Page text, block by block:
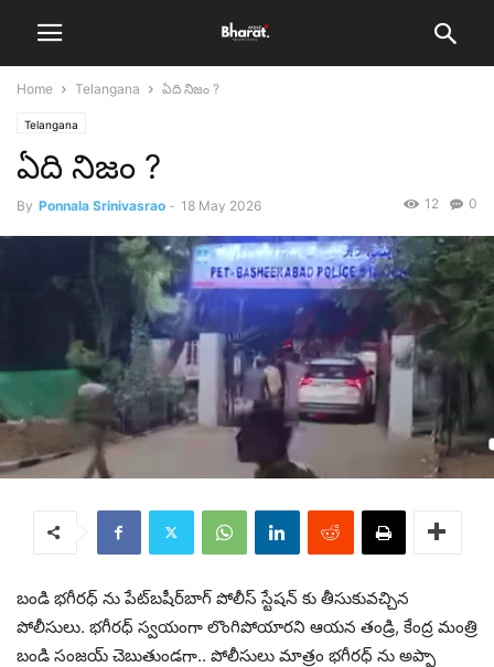
Home Telangana ఏది నిజం ?
Telangana
ఏది నిజం ?
By Ponnala Srinivasrao - 18 May 2026 0
12
బండి భగీరధ్ ను పేట్‌బషీర్‌బాగ్ పోలీస్ స్టేషన్ కు తీసుకువచ్చిన
పోలీసులు. భగీరధ్ స్వయంగా లొంగిపోయారని ఆయన తండ్రి, కేంద్ర మంత్రి
బండి సంజయ్ చెబుతుండగా.. పోలీసులు మాత్రం భగీరధ్ ను అప్పా